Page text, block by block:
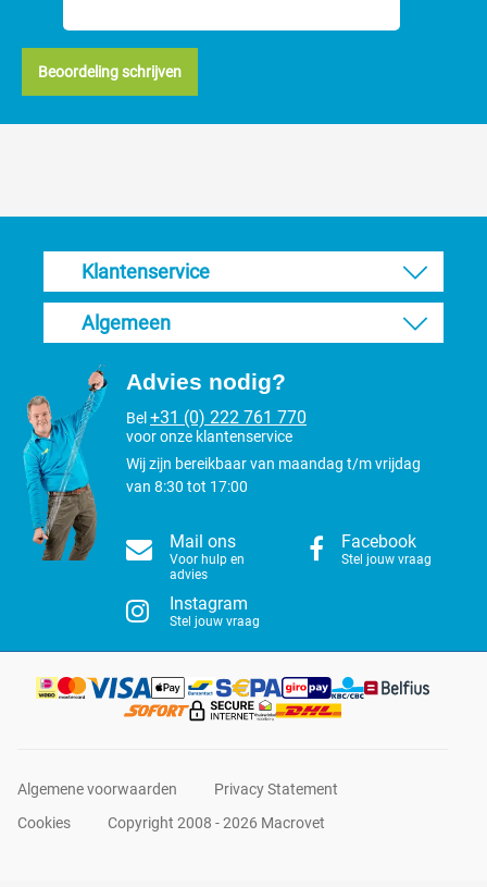
Beoordeling schrijven
Klantenservice
Algemeen
Advies nodig?
Bel +31 (0) 222 761 770
voor onze klantenservice
Wij zijn bereikbaar van maandag t/m vrijdag
van 8:30 tot 17:00
Mail ons
Voor hulp en
advies
Facebook
Stel jouw vraag
Instagram
Stel jouw vraag
Algemene voorwaarden
Privacy Statement
Cookies
Copyright 2008 - 2026 Macrovet